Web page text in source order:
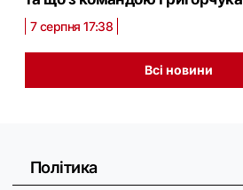
7 серпня 17:38
Всі новини
Політика